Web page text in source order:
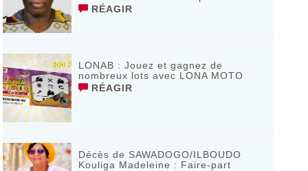
RÉAGIR
LONAB : Jouez et gagnez de
nombreux lots avec LONA MOTO
RÉAGIR
Décès de SAWADOGO/ILBOUDO
Kouliga Madeleine : Faire-part